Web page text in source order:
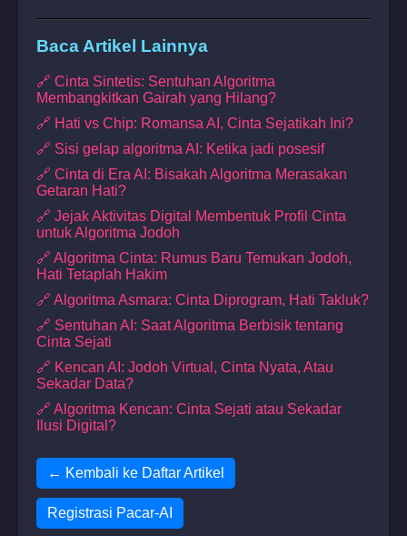
Baca Artikel Lainnya
🔗 Cinta Sintetis: Sentuhan Algoritma
Membangkitkan Gairah yang Hilang?
🔗 Hati vs Chip: Romansa AI, Cinta Sejatikah Ini?
🔗 Sisi gelap algoritma AI: Ketika jadi posesif
🔗 Cinta di Era AI: Bisakah Algoritma Merasakan
Getaran Hati?
🔗 Jejak Aktivitas Digital Membentuk Profil Cinta
untuk Algoritma Jodoh
🔗 Algoritma Cinta: Rumus Baru Temukan Jodoh,
Hati Tetaplah Hakim
🔗 Algoritma Asmara: Cinta Diprogram, Hati Takluk?
🔗 Sentuhan AI: Saat Algoritma Berbisik tentang
Cinta Sejati
🔗 Kencan AI: Jodoh Virtual, Cinta Nyata, Atau
Sekadar Data?
🔗 Algoritma Kencan: Cinta Sejati atau Sekadar
Ilusi Digital?
← Kembali ke Daftar Artikel
Registrasi Pacar-AI